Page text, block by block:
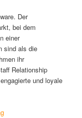
Der
bei dem
einer
sind als die
ihr
Relationship
und loyale